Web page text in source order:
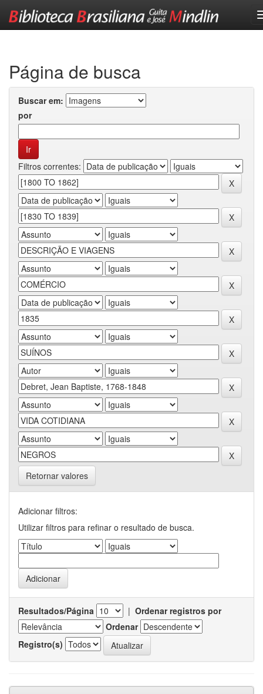
Página de busca
Buscar em:
por
Filtros correntes:
Retornar valores
Adicionar filtros:
Utilizar filtros para refinar o resultado de busca.
Resultados/Página | Ordenar registros por
Ordenar
Registro(s)